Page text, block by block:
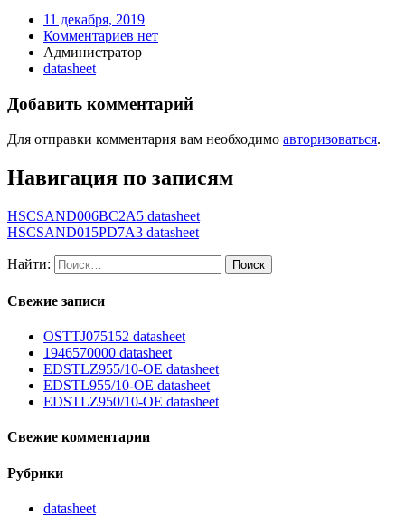
11 декабря, 2019
Комментариев нет
Администратор
datasheet
Добавить комментарий
Для отправки комментария вам необходимо авторизоваться.
Навигация по записям
HSCSAND006BC2A5 datasheet
HSCSAND015PD7A3 datasheet
Найти:
Свежие записи
OSTTJ075152 datasheet
1946570000 datasheet
EDSTLZ955/10-OE datasheet
EDSTL955/10-OE datasheet
EDSTLZ950/10-OE datasheet
Свежие комментарии
Рубрики
datasheet